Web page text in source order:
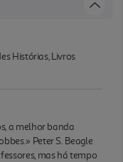
Histórias, Livros
a melhor banda
Peter S. Beagle
mas há tempo